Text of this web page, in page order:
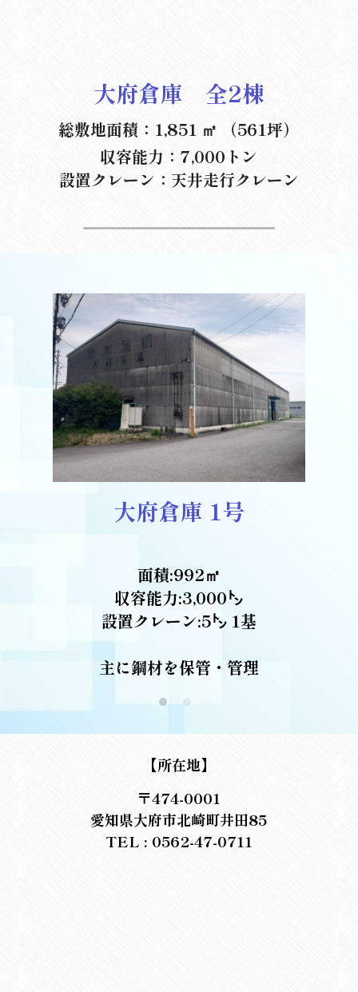
大府倉庫　全2棟
総敷地面積：1,851 ㎡ （561坪）
収容能力：7,000トン
設置クレーン：天井走行クレーン
大府倉庫 1号
面積:992㎡
収容能力:3,000㌧
設置クレーン:5㌧ 1基
主に鋼材を保管・管理
【所在地】
〒474-0001
愛知県大府市北崎町井田85
TEL : 0562-47-0711